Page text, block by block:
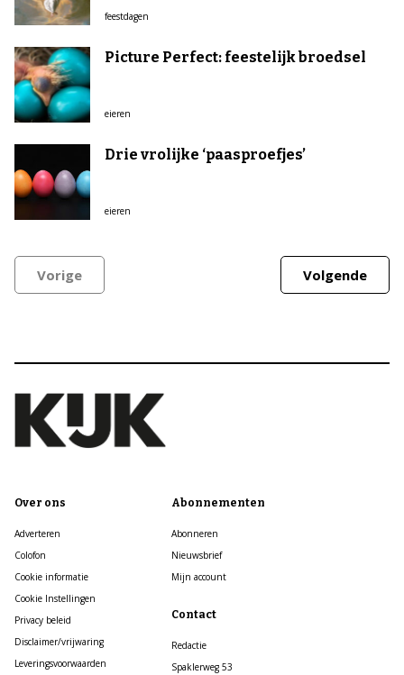
feestdagen
Picture Perfect: feestelijk broedsel
eieren
Drie vrolijke ‘paasproefjes’
eieren
Vorige Volgende
Over ons
Adverteren
Colofon
Cookie informatie
Cookie Instellingen
Privacy beleid
Disclaimer/vrijwaring
Leveringsvoorwaarden
Abonnementen
Abonneren
Nieuwsbrief
Mijn account
Contact
Redactie
Spaklerweg 53